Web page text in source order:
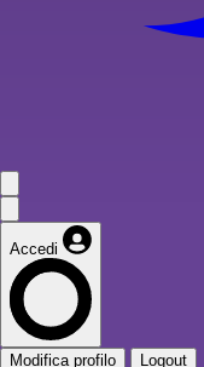
Accedi
Modifica profilo Logout